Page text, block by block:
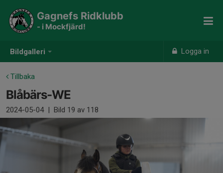
Bildgalleri Logga in
Gagnefs Ridklubb
- i Mockfjärd!
Tillbaka
Blåbärs-WE
2024-05-04 | Bild 19 av 118